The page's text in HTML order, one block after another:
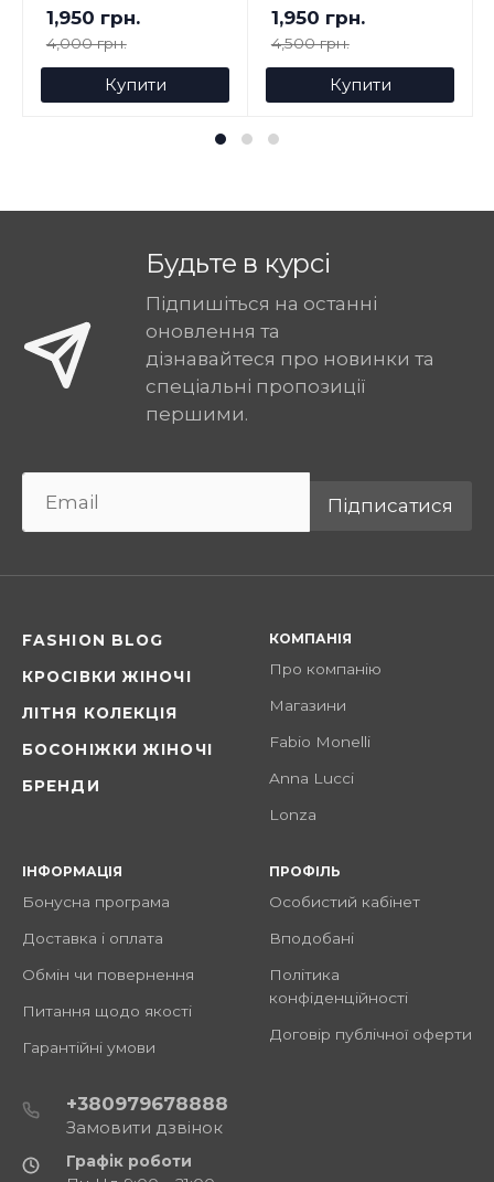
1,950 грн.
4,000 грн.
Купити
1,950 грн.
4,500 грн.
Купити
Будьте в курсі
Підпишіться на останні
оновлення та
дізнавайтеся про новинки та
спеціальні пропозиції
першими.
Підписатися
FASHION BLOG
КРОСІВКИ ЖІНОЧІ
ЛІТНЯ КОЛЕКЦІЯ
БОСОНІЖКИ ЖІНОЧІ
БРЕНДИ
КОМПАНІЯ
Про компанію
Магазини
Fabio Monelli
Anna Lucci
Lonza
ІНФОРМАЦІЯ
Бонусна програма
Доставка і оплата
Обмін чи повернення
Питання щодо якості
Гарантійні умови
ПРОФІЛЬ
Особистий кабінет
Вподобані
Політика
конфіденційності
Договір публічної оферти
+380979678888
Замовити дзвінок
Графік роботи